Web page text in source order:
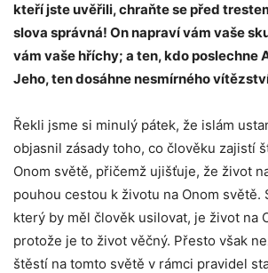
kteří jste uvěřili, chraňte se před
slova správná! On napraví vám vaše
vám vaše hříchy; a ten, kdo poslechne
Jeho, ten dosáhne nesmírného
Řekli jsme si minulý pátek, že islám
objasnil zásady toho, co člověku zajistí
Onom světě, přičemž ujišťuje, že život
pouhou cestou k životu na Onom světě.
který by měl člověk usilovat, je život na
protože je to život věčný. Přesto však
štěstí na tomto světě v rámci pravidel